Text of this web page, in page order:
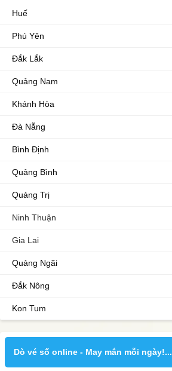
Huế
Phú Yên
Đắk Lắk
Quảng Nam
Khánh Hòa
Đà Nẵng
Bình Định
Quảng Bình
Quảng Trị
Ninh Thuận
Gia Lai
Quảng Ngãi
Đắk Nông
Kon Tum
Dò vé số online - May mắn mỗi ngày!...